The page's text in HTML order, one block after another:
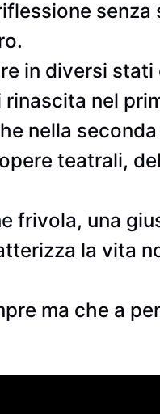
in diversi stati
nel
nella
teatrali,
frivola, una
la vita
ma che a